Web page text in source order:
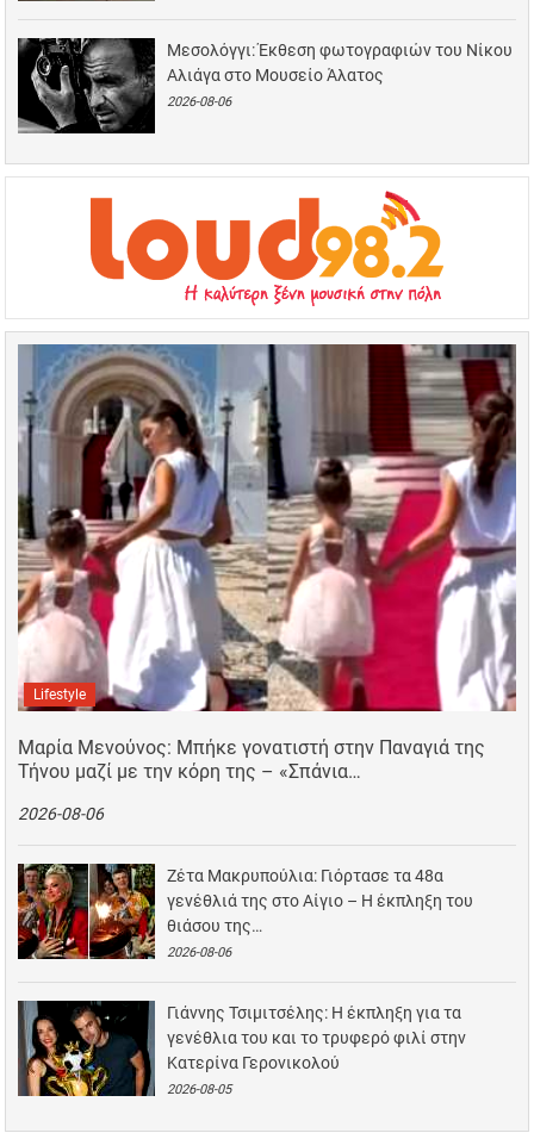
Μεσολόγγι: Έκθεση φωτογραφιών του Νίκου
Αλιάγα στο Μουσείο Άλατος
2026-08-06
Lifestyle
Μαρία Μενούνος: Μπήκε γονατιστή στην Παναγιά της
Τήνου μαζί με την κόρη της – «Σπάνια…
2026-08-06
Ζέτα Μακρυπούλια: Γιόρτασε τα 48α
γενέθλιά της στο Αίγιο – Η έκπληξη του
θιάσου της…
2026-08-06
Γιάννης Τσιμιτσέλης: Η έκπληξη για τα
γενέθλια του και το τρυφερό φιλί στην
Κατερίνα Γερονικολού
2026-08-05